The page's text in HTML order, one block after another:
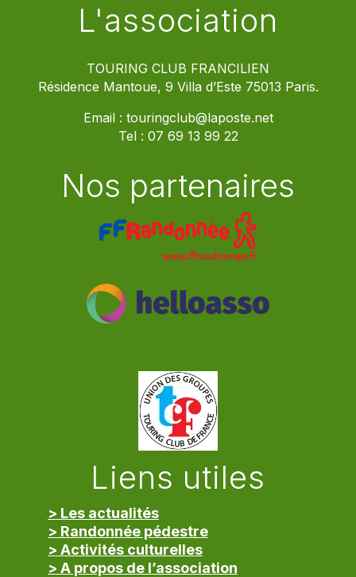
L'association
TOURING CLUB FRANCILIEN
Résidence Mantoue, 9 Villa d’Este 75013 Paris.
Email : touringclub@laposte.net
Tel : 07 69 13 99 22
Nos partenaires
Liens utiles
> Les actualités
> Randonnée pédestre
> Activités culturelles
> A propos de l’association